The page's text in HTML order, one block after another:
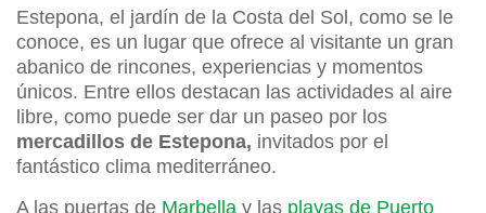
Estepona, el jardín de la Costa del Sol, como se le
conoce, es un lugar que ofrece al visitante un gran
abanico de rincones, experiencias y momentos
únicos. Entre ellos destacan las actividades al aire
libre, como puede ser dar un paseo por los
mercadillos de Estepona, invitados por el
fantástico clima mediterráneo.
A las puertas de Marbella y las playas de Puerto